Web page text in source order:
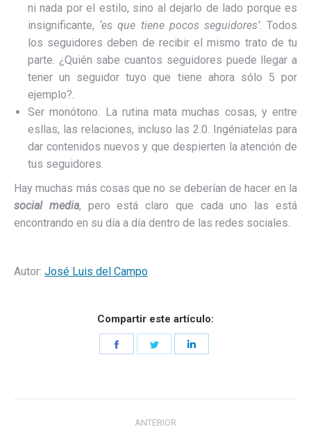
ni nada por el estilo, sino al dejarlo de lado porque es
insignificante, ‘es que tiene pocos seguidores’. Todos
los seguidores deben de recibir el mismo trato de tu
parte. ¿Quién sabe cuantos seguidores puede llegar a
tener un seguidor tuyo que tiene ahora sólo 5 por
ejemplo?.
Ser monótono. La rutina mata muchas cosas, y entre
esllas, las relaciones, incluso las 2.0. Ingéniatelas para
dar contenidos nuevos y que despierten la atención de
tus seguidores.
Hay muchas más cosas que no se deberían de hacer en la
social media, pero está claro que cada uno las está
encontrando en su día a día dentro de las redes sociales.
Autor: José Luis del Campo
Compartir este artículo:
Share
ANTERIOR